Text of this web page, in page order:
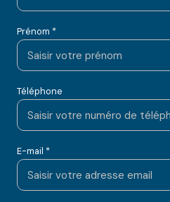
Prénom *
Téléphone
E-mail *